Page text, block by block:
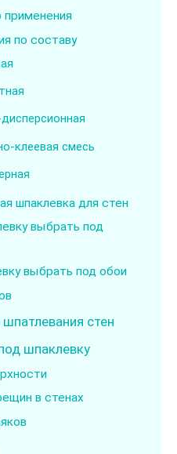
применения
по составу
клеевая смесь
шпаклевка для стен
выбрать под
выбрать под обои
стен
шпаклевку
в стенах